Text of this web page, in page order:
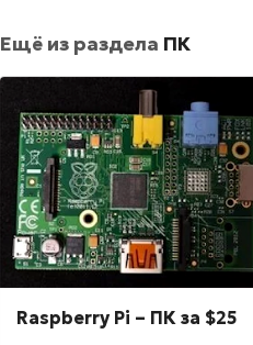
Ещё из раздела ПК
Raspberry Pi – ПК за $25